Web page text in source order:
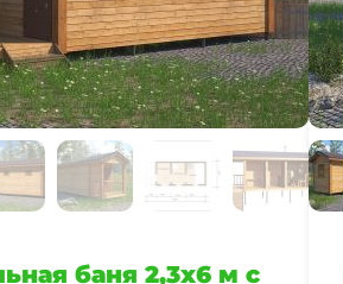
баня 2,3х6 м с